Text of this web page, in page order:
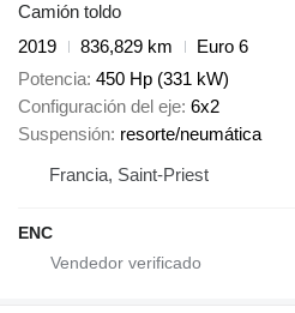
Camión toldo
2019
836,829 km
Euro 6
Potencia 450 Hp (331 kW)
Configuración del eje 6x2
Suspensión resorte/neumática
Francia, Saint-Priest
ENC